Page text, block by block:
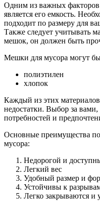
Одним из важных
является его емкость.
подходит по размеру для
Также следует учитывать
мешок, он должен быть
Мешки для мусора могут
полиэтилен
хлопок
Каждый из этих
недостатки. Выбор за
потребностей и
Основные преимущества
мусора:
Недорогой и
Легкий вес
Удобный размер и
Устойчивы к
Легко закрываются и